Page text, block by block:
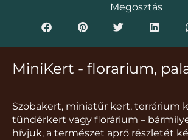
Megosztás
MiniKert - florarium,
Szobakert, miniatűr kert, terrárium
tündérkert vagy florárium –
hívjuk, a természet apró részletét